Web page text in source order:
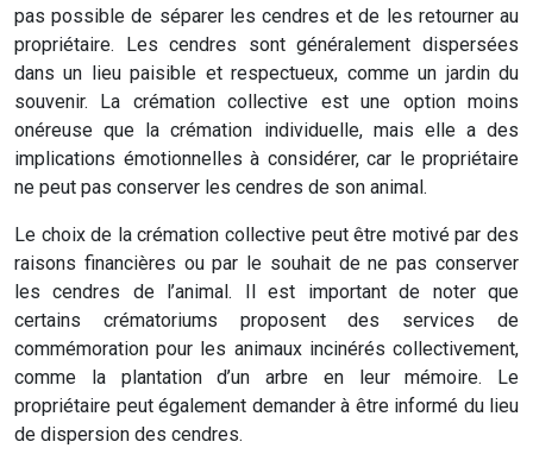
pas possible de séparer les cendres et de les retourner au
propriétaire. Les cendres sont généralement dispersées
dans un lieu paisible et respectueux, comme un jardin du
souvenir. La crémation collective est une option moins
onéreuse que la crémation individuelle, mais elle a des
implications émotionnelles à considérer, car le propriétaire
ne peut pas conserver les cendres de son animal.
Le choix de la crémation collective peut être motivé par des
raisons financières ou par le souhait de ne pas conserver
les cendres de l’animal. Il est important de noter que
certains crématoriums proposent des services de
commémoration pour les animaux incinérés collectivement,
comme la plantation d’un arbre en leur mémoire. Le
propriétaire peut également demander à être informé du lieu
de dispersion des cendres.